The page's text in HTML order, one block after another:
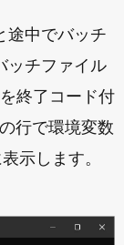
途中でバッチ
ッチファイル
終了コード付
行で環境変数
示します。